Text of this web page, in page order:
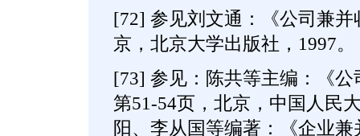
[72] 参见刘文通：《公司兼
京，北京大学出版社，1997。
[73] 参见：陈共等主编：《
第51-54页，北京，中国人民
阳、李从国等编著：《企业